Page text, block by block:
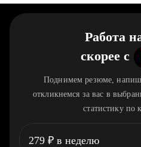
Работа
скорее c
Поднимем резюме,
откликнемся за вас в
статистику по
279 ₽ в неделю